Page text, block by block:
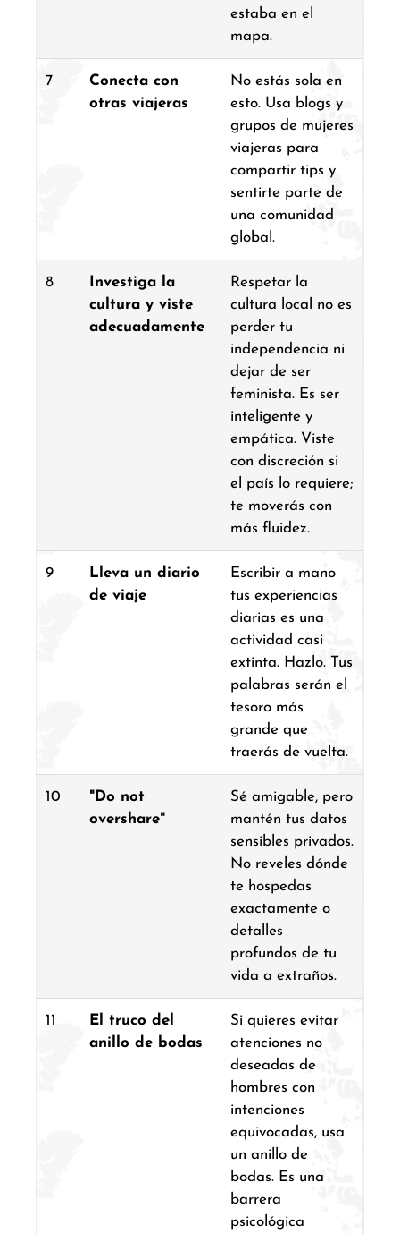
estaba en el
mapa.
7
Conecta con
otras viajeras
No estás sola en
esto. Usa blogs y
grupos de mujeres
viajeras para
compartir tips y
sentirte parte de
una comunidad
global.
8
Investiga la
cultura y viste
adecuadamente
Respetar la
cultura local no es
perder tu
independencia ni
dejar de ser
feminista. Es ser
inteligente y
empática. Viste
con discreción si
el país lo requiere;
te moverás con
más fluidez.
9
Lleva un diario
de viaje
Escribir a mano
tus experiencias
diarias es una
actividad casi
extinta. Hazlo. Tus
palabras serán el
tesoro más
grande que
traerás de vuelta.
10
"Do not
overshare"
Sé amigable, pero
mantén tus datos
sensibles privados.
No reveles dónde
te hospedas
exactamente o
detalles
profundos de tu
vida a extraños.
11
El truco del
anillo de bodas
Si quieres evitar
atenciones no
deseadas de
hombres con
intenciones
equivocadas, usa
un anillo de
bodas. Es una
barrera
psicológica